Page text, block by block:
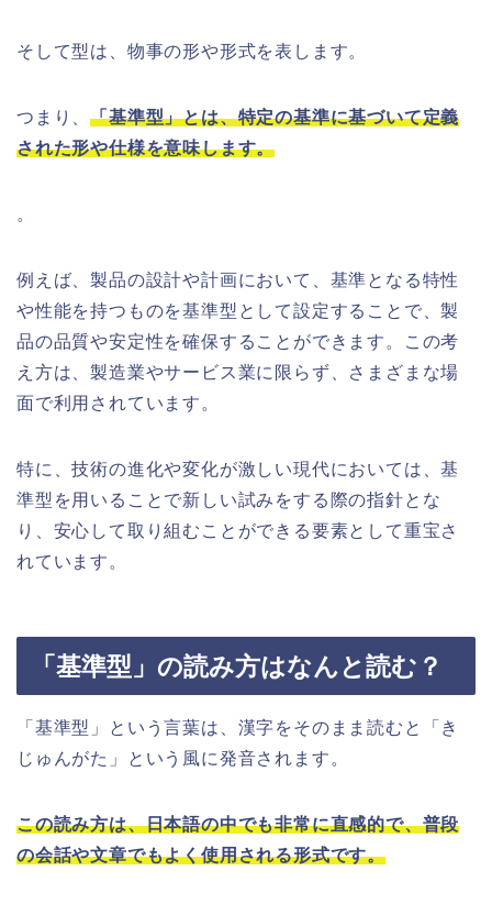
そして型は、物事の形や形式を表します。
つまり、「基準型」とは、特定の基準に基づいて定義
された形や仕様を意味します。
。
例えば、製品の設計や計画において、基準となる特性
や性能を持つものを基準型として設定することで、製
品の品質や安定性を確保することができます。この考
え方は、製造業やサービス業に限らず、さまざまな場
面で利用されています。
特に、技術の進化や変化が激しい現代においては、基
準型を用いることで新しい試みをする際の指針とな
り、安心して取り組むことができる要素として重宝さ
れています。
「基準型」の読み方はなんと読む？
「基準型」という言葉は、漢字をそのまま読むと「き
じゅんがた」という風に発音されます。
この読み方は、日本語の中でも非常に直感的で、普段
の会話や文章でもよく使用される形式です。